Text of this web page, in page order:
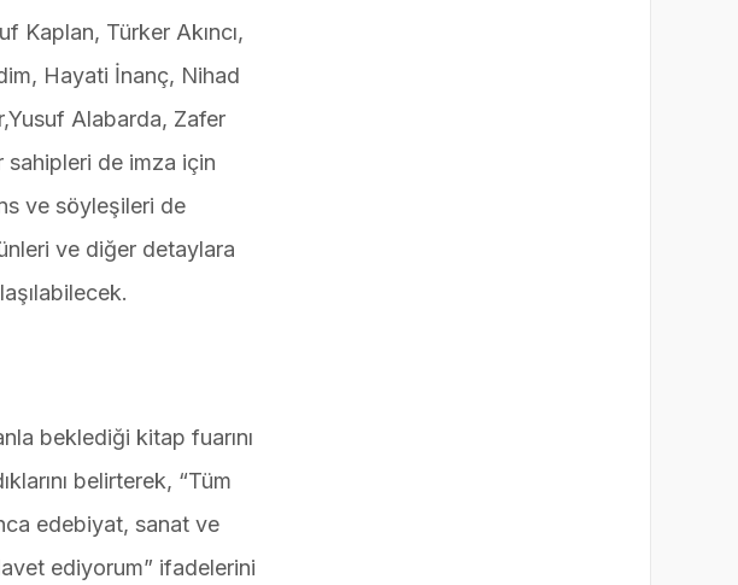
Kaplan, Türker Akıncı,
Hayati İnanç, Nihad
Alabarda, Zafer
sahipleri de imza için
ve söyleşileri de
ve diğer detaylara
beklediği kitap fuarını
belirterek, “Tüm
edebiyat, sanat ve
ediyorum” ifadelerini